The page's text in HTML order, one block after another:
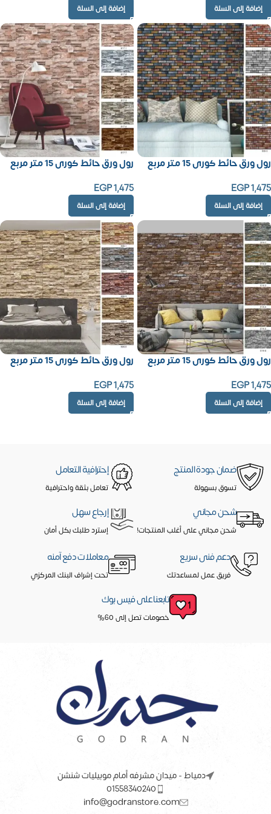
إضافة إلى السلة إضافة إلى السلة
رول ورق حائط كورى 15 متر مربع
EGP1,475
إضافة إلى السلة
رول ورق حائط كورى 15 متر مربع
EGP1,475
إضافة إلى السلة
رول ورق حائط كورى 15 متر مربع
EGP1,475
إضافة إلى السلة
رول ورق حائط كورى 15 متر مربع
EGP1,475
إضافة إلى السلة
ضمان جودة المنتج
تسوق بسهولة
إحترافية التعامل
تعامل بثقة واحترافية
شحن مجاني
شحن مجاني على أغلب المنتجات!
إرجاع سهل
إسترد طلبك بكل أمان
دعم فنى سريع
فريق عمل لمساعدتك
معاملات دفع آمنه
تحت إشراف البنك المركزي
تابعنا على فيس بوك
خصومات تصل إلى 60%
دمياط - ميدان مشرفه أمام موبيليات شنشن
01558340240
info@godranstore.com